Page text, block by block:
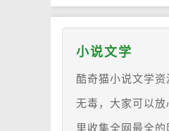
小说文学
酷奇猫小说文学
无毒，大家可以
里收集全网最全的